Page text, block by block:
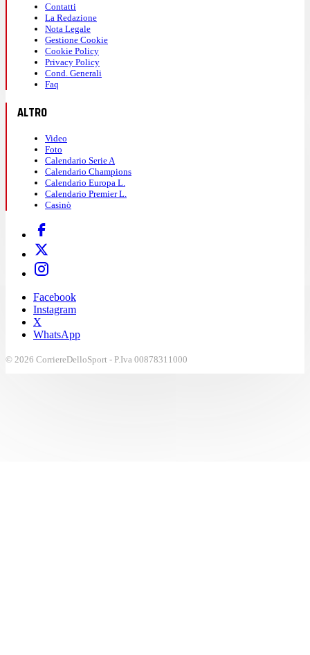
Contatti
La Redazione
Nota Legale
Gestione Cookie
Cookie Policy
Privacy Policy
Cond. Generali
Faq
ALTRO
Video
Foto
Calendario Serie A
Calendario Champions
Calendario Europa L.
Calendario Premier L.
Casinò
Facebook
Instagram
X
WhatsApp
© 2026 CorriereDelloSport - P.Iva 00878311000